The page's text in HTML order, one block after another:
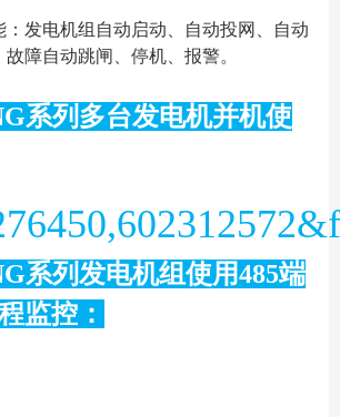
：发电机组自动启动、自动投网、自动
障自动跳闸、停机、报警。
系列多台发电机并机使
系列发电机组使用485端
监控：